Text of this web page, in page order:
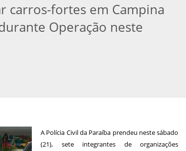
carros-fortes em Campina
Operação neste
A Polícia Civil da Paraíba prendeu neste sábado
(21), sete integrantes de organizações